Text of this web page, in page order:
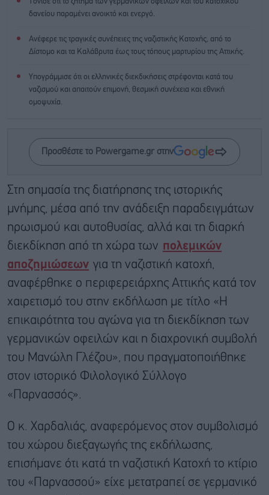
Τόνισε ότι το ζήτημα των γερμανικών οφειλών και του κατοχικού
δανείου παραμένει ανοικτό και ενεργό.
Ανέφερε τις τραγικές συνέπειες της ναζιστικής Κατοχής, από το
Δίστομο και τα Καλάβρυτα έως τους τόπους μαρτυρίου της Αττικής.
Υπογράμμισε ότι οι ελληνικές διεκδικήσεις στρέφονται κατά του
ναζισμού και απαιτούν επιμονή, θεσμική συνέχεια και εθνική
ομοψυχία.
Προσθέστε το Powergame.gr στην
Στη σημασία της διατήρησης της ιστορικής
μνήμης, μέσα από την ανάδειξη παραδειγμάτων
ηρωισμού και αυτοθυσίας, αλλά και τη διαρκή
διεκδίκηση από τη χώρα των πολεμικών
αποζημιώσεων για τη ναζιστική κατοχή,
αναφέρθηκε ο περιφερειάρχης Αττικής κατά τον
χαιρετισμό του στην εκδήλωση με τίτλο «Η
επικαιρότητα του αγώνα για τη διεκδίκηση των
γερμανικών οφειλών και η διαχρονική συμβολή
του Μανώλη Γλέζου», που πραγματοποιήθηκε
στον ιστορικό Φιλολογικό Σύλλογο
«Παρνασσός».
Ο κ. Χαρδαλιάς, αναφερόμενος στον συμβολισμό
του χώρου διεξαγωγής της εκδήλωσης,
επισήμανε ότι κατά τη ναζιστική Κατοχή το κτίριο
του «Παρνασσού» είχε μετατραπεί σε γερμανικό